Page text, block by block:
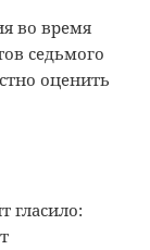
во время
седьмого
оценить
гласило: